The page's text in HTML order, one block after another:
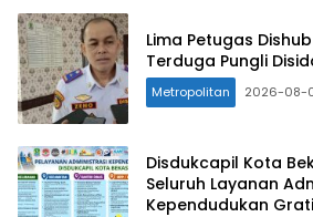
Lima Petugas
Terduga Pungli
Metropolitan 2026-08-
Disdukcapil Kota
Seluruh Layanan
Kependudukan